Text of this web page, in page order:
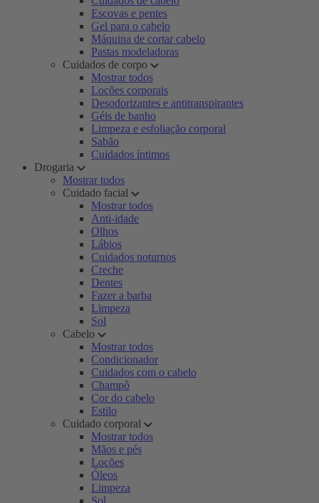
Escovas e pentes
Gel para o cabelo
Máquina de cortar cabelo
Pastas modeladoras
Cuidados de corpo
Mostrar todos
Loções corporais
Desodorizantes e antitranspirantes
Géis de banho
Limpeza e esfoliação corporal
Sabão
Cuidados íntimos
Drogaria
Mostrar todos
Cuidado facial
Mostrar todos
Anti-idade
Olhos
Lábios
Cuidados noturnos
Creche
Dentes
Fazer a barba
Limpeza
Sol
Cabelo
Mostrar todos
Condicionador
Cuidados com o cabelo
Champô
Cor do cabelo
Estilo
Cuidado corporal
Mostrar todos
Mãos e pés
Loções
Óleos
Limpeza
Sol